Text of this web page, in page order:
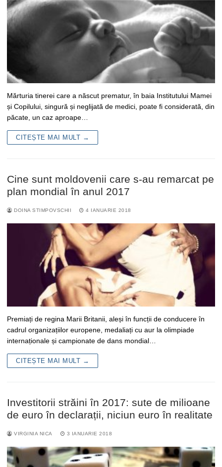
Mărturia tinerei care a născut prematur, în baia Institutului Mamei
și Copilului, singură și neglijată de medici, poate fi considerată, din
păcate, un caz aproape…
CITEȘTE MAI MULT →
Cine sunt moldovenii care s-au remarcat pe
plan mondial în anul 2017
DOINA STIMPOVSCHII 4 IANUARIE 2018
Premiați de regina Marii Britanii, aleși în funcții de conducere în
cadrul organizațiilor europene, medaliați cu aur la olimpiade
internaționale și campionate de dans mondial…
CITEȘTE MAI MULT →
Investitorii străini în 2017: sute de milioane
de euro în declarații, niciun euro în realitate
VIRGINIA NICA 3 IANUARIE 2018